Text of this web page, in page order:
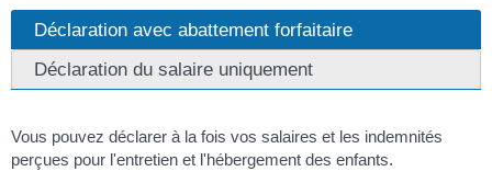
Déclaration avec abattement forfaitaire
Déclaration du salaire uniquement
Vous pouvez déclarer à la fois vos salaires et les indemnités
perçues pour l'entretien et l'hébergement des enfants.